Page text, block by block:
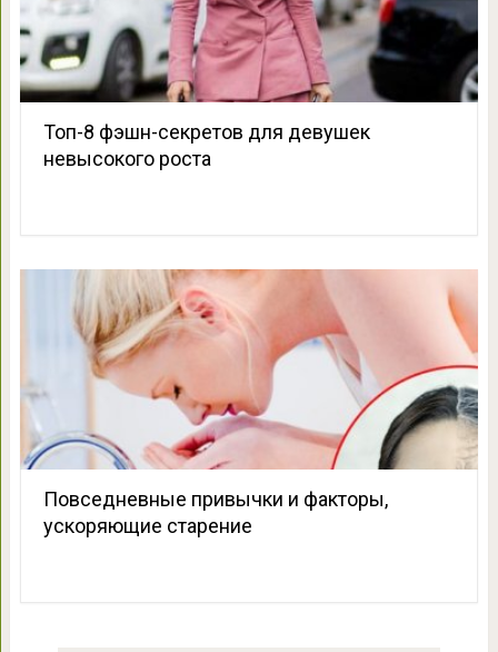
Топ-8 фэшн-секретов для девушек
невысокого роста
Повседневные привычки и факторы,
ускоряющие старение